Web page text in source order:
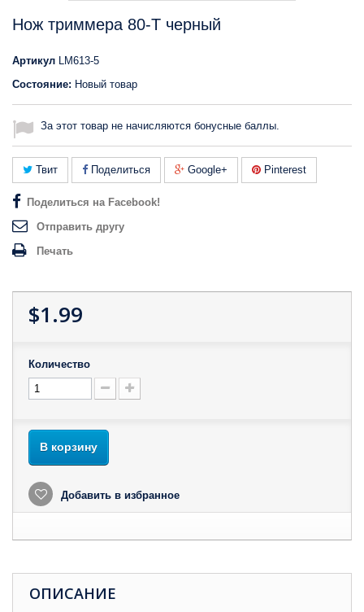
Нож триммера 80-T черный
Артикул LM613-5
Состояние: Новый товар
За этот товар не начисляются бонусные баллы.
Твит Поделиться Google+ Pinterest
Поделиться на Facebook!
Отправить другу
Печать
$1.99
Количество
В корзину
Добавить в избранное
ОПИСАНИЕ